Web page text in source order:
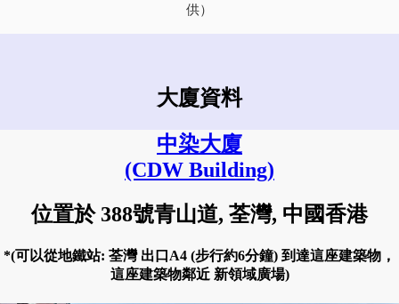
供）
大廈資料
中染大廈
(CDW Building)
位置於 388號青山道, 荃灣, 中國香港
*(可以從地鐵站: 荃灣 出口A4 (步行約6分鐘) 到達這座建築物，
這座建築物鄰近 新領域廣場)